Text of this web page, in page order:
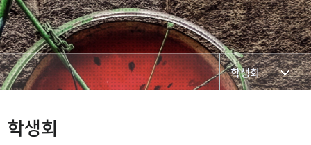
학생회
학생회